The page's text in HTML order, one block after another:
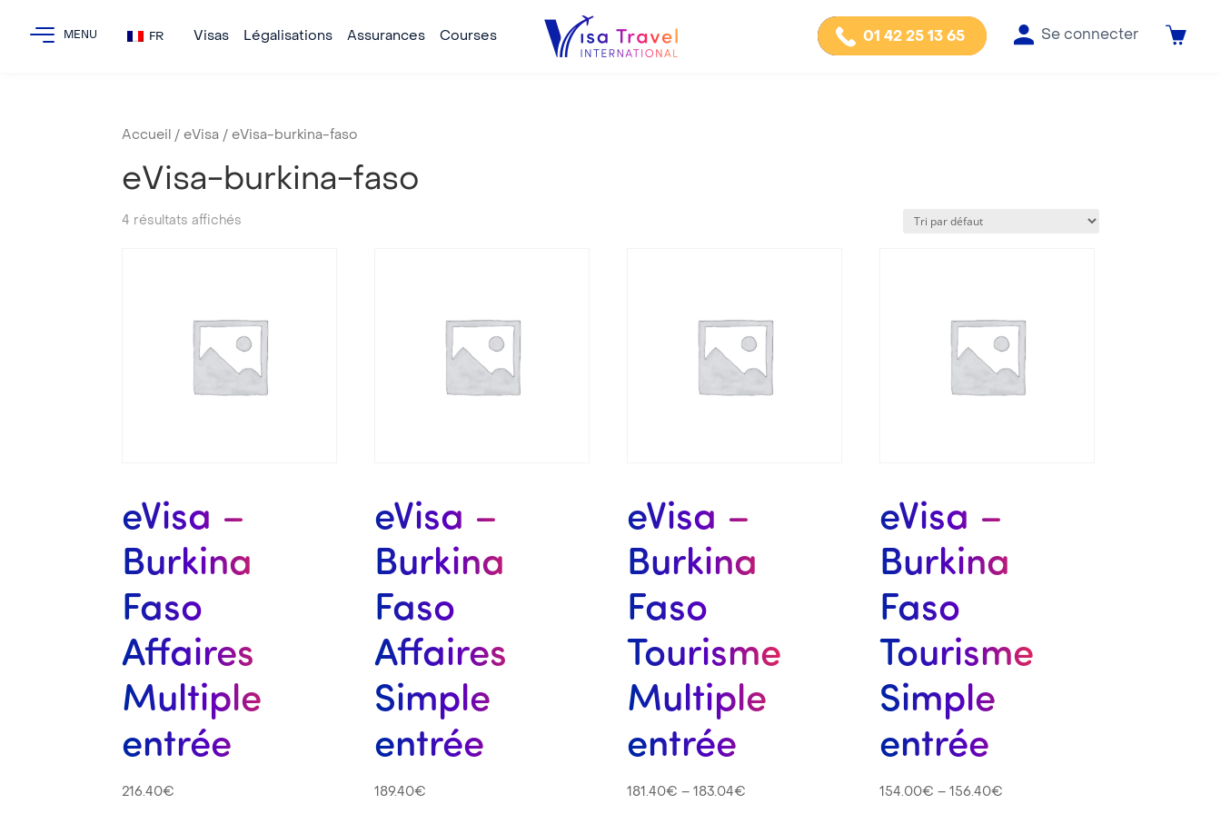
FR Visas Légalisations Assurances Courses 01 42 25 13 65 Se connecter
Accueil /eVisa / eVisa-burkina-faso
eVisa-burkina-faso
4 résultats affichés
eVisa –
Burkina
Faso
Affaires
Multiple
entrée
216.40€
eVisa –
Burkina
Faso
Affaires
Simple
entrée
189.40€
eVisa –
Burkina
Faso
Tourisme
Multiple
entrée
181.40€ –183.04€
eVisa –
Burkina
Faso
Tourisme
Simple
entrée
154.00€ –156.40€